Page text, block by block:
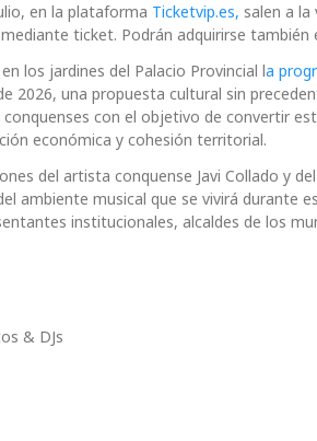
en la plataforma Ticketvip.es, salen a
ticket. Podrán adquirirse
los jardines del Palacio Provincial la
2026, una propuesta cultural sin
con el objetivo de convertir
económica y cohesión territorial.
del artista conquense Javi Collado y
ambiente musical que se vivirá durante
institucionales, alcaldes de los
& DJs